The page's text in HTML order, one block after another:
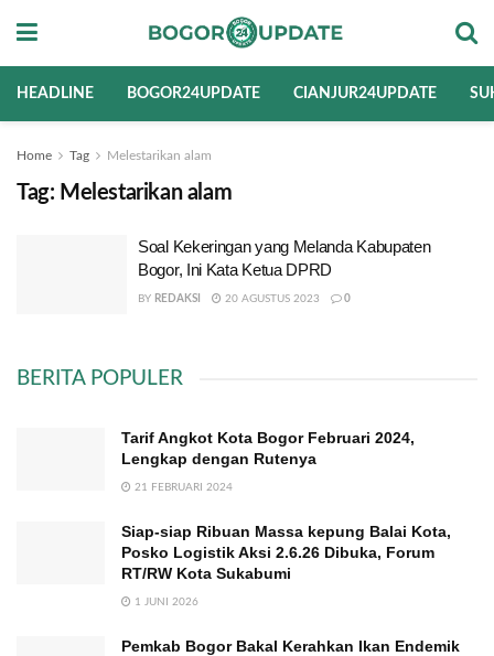
HEADLINE BOGOR24UPDATE CIANJUR24UPDATE
Home Tag Melestarikan alam
Tag: Melestarikan alam
Soal Kekeringan yang Melanda Kabupaten
Bogor, Ini Kata Ketua DPRD
BY REDAKSI 20 AGUSTUS 2023 0
BERITA POPULER
Tarif Angkot Kota Bogor Februari 2024,
Lengkap dengan Rutenya
21 FEBRUARI 2024
Siap-siap Ribuan Massa kepung Balai Kota,
Posko Logistik Aksi 2.6.26 Dibuka, Forum
RT/RW Kota Sukabumi
1 JUNI 2026
Pemkab Bogor Bakal Kerahkan Ikan Endemik